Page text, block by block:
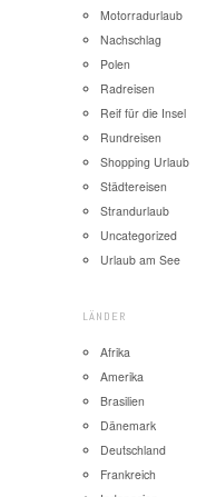
Motorradurlaub
Nachschlag
Polen
Radreisen
Reif für die Insel
Rundreisen
Shopping Urlaub
Städtereisen
Strandurlaub
Uncategorized
Urlaub am See
LÄNDER
Afrika
Amerika
Brasilien
Dänemark
Deutschland
Frankreich